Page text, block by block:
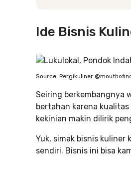
Ide Bisnis
Source: Pergikuliner
Seiring berkembangnya
bertahan karena
kekinian makin dilirik
Yuk, simak bisnis
sendiri. Bisnis ini bisa